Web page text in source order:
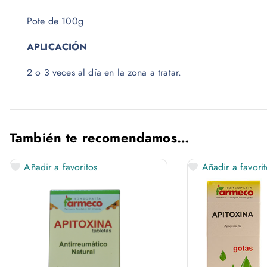
Pote de 100g
APLICACIÓN
2 o 3 veces al día en la zona a tratar.
También te recomendamos…
Añadir a favoritos Añadir a